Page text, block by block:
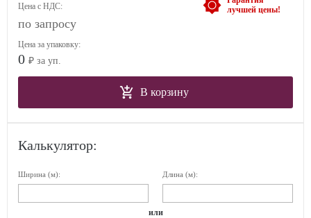
лучшей цены!
Цена с НДС:
по запросу
Цена за упаковку:
0 ₽ за уп.
В корзину
Калькулятор:
Ширина (м): Длина (м):
или